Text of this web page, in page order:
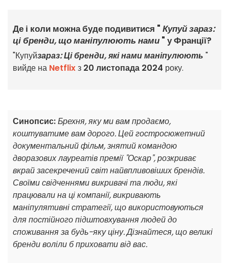
Де і коли можна буде подивитися " Купуй зараз:
ці бренди, що маніпулюють нами " у Франції?
"Купуйзараз: Ці бренди, які нами маніпулюють "
вийде на Netflixз 20 листопада 2024 року.
Синопсис:Брехня, яку ми вам продаємо,
коштуватиме вам дорого. Цей гостросюжетний
документальний фільм, знятий командою
дворазових лауреатів премії "Оскар", розкриває
вкрай засекречений світ найвпливовіших брендів.
Своїми свідченнями викривачі та люди, які
працювали на ці компанії, викривають
маніпулятивні стратегії, що використовуються
для постійного підштовхування людей до
споживання за будь-яку ціну. Дізнайтеся, що великі
бренди воліли б приховати від вас.